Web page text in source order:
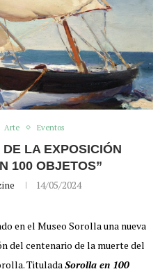
Arte Eventos
LA EXPOSICIÓN
100 OBJETOS”
14/05/2024
en el Museo Sorolla una nueva
del centenario de la muerte del
Titulada Sorolla en 100